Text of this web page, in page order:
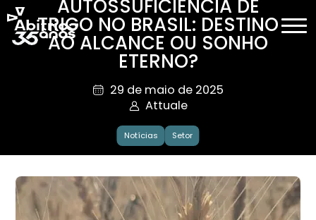
AUTOSSUFICIÊNCIA DE
TRIGO NO BRASIL: DESTINO
AO ALCANCE OU SONHO
ETERNO?
29 de maio de 2025
Attuale
Notícias Setor